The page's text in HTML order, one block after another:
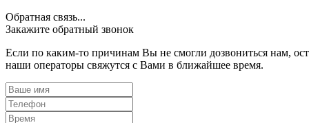
Обратная связь...
Закажите обратный звонок
Если по каким-то причинам Вы не смогли дозвониться нам,
наши операторы свяжутся с Вами в ближайшее время.